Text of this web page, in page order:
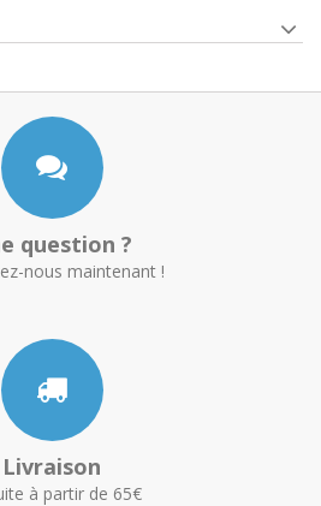
question ?
nous maintenant !
Livraison
à partir de 65€